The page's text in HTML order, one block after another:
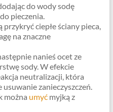
do wody sodę
pieczenia.
ciepłe ściany pieca,
na znaczne
nanieś ocet ze
sody. W efekcie
neutralizacji, która
zanieczyszczeń.
można umyćmyjką z